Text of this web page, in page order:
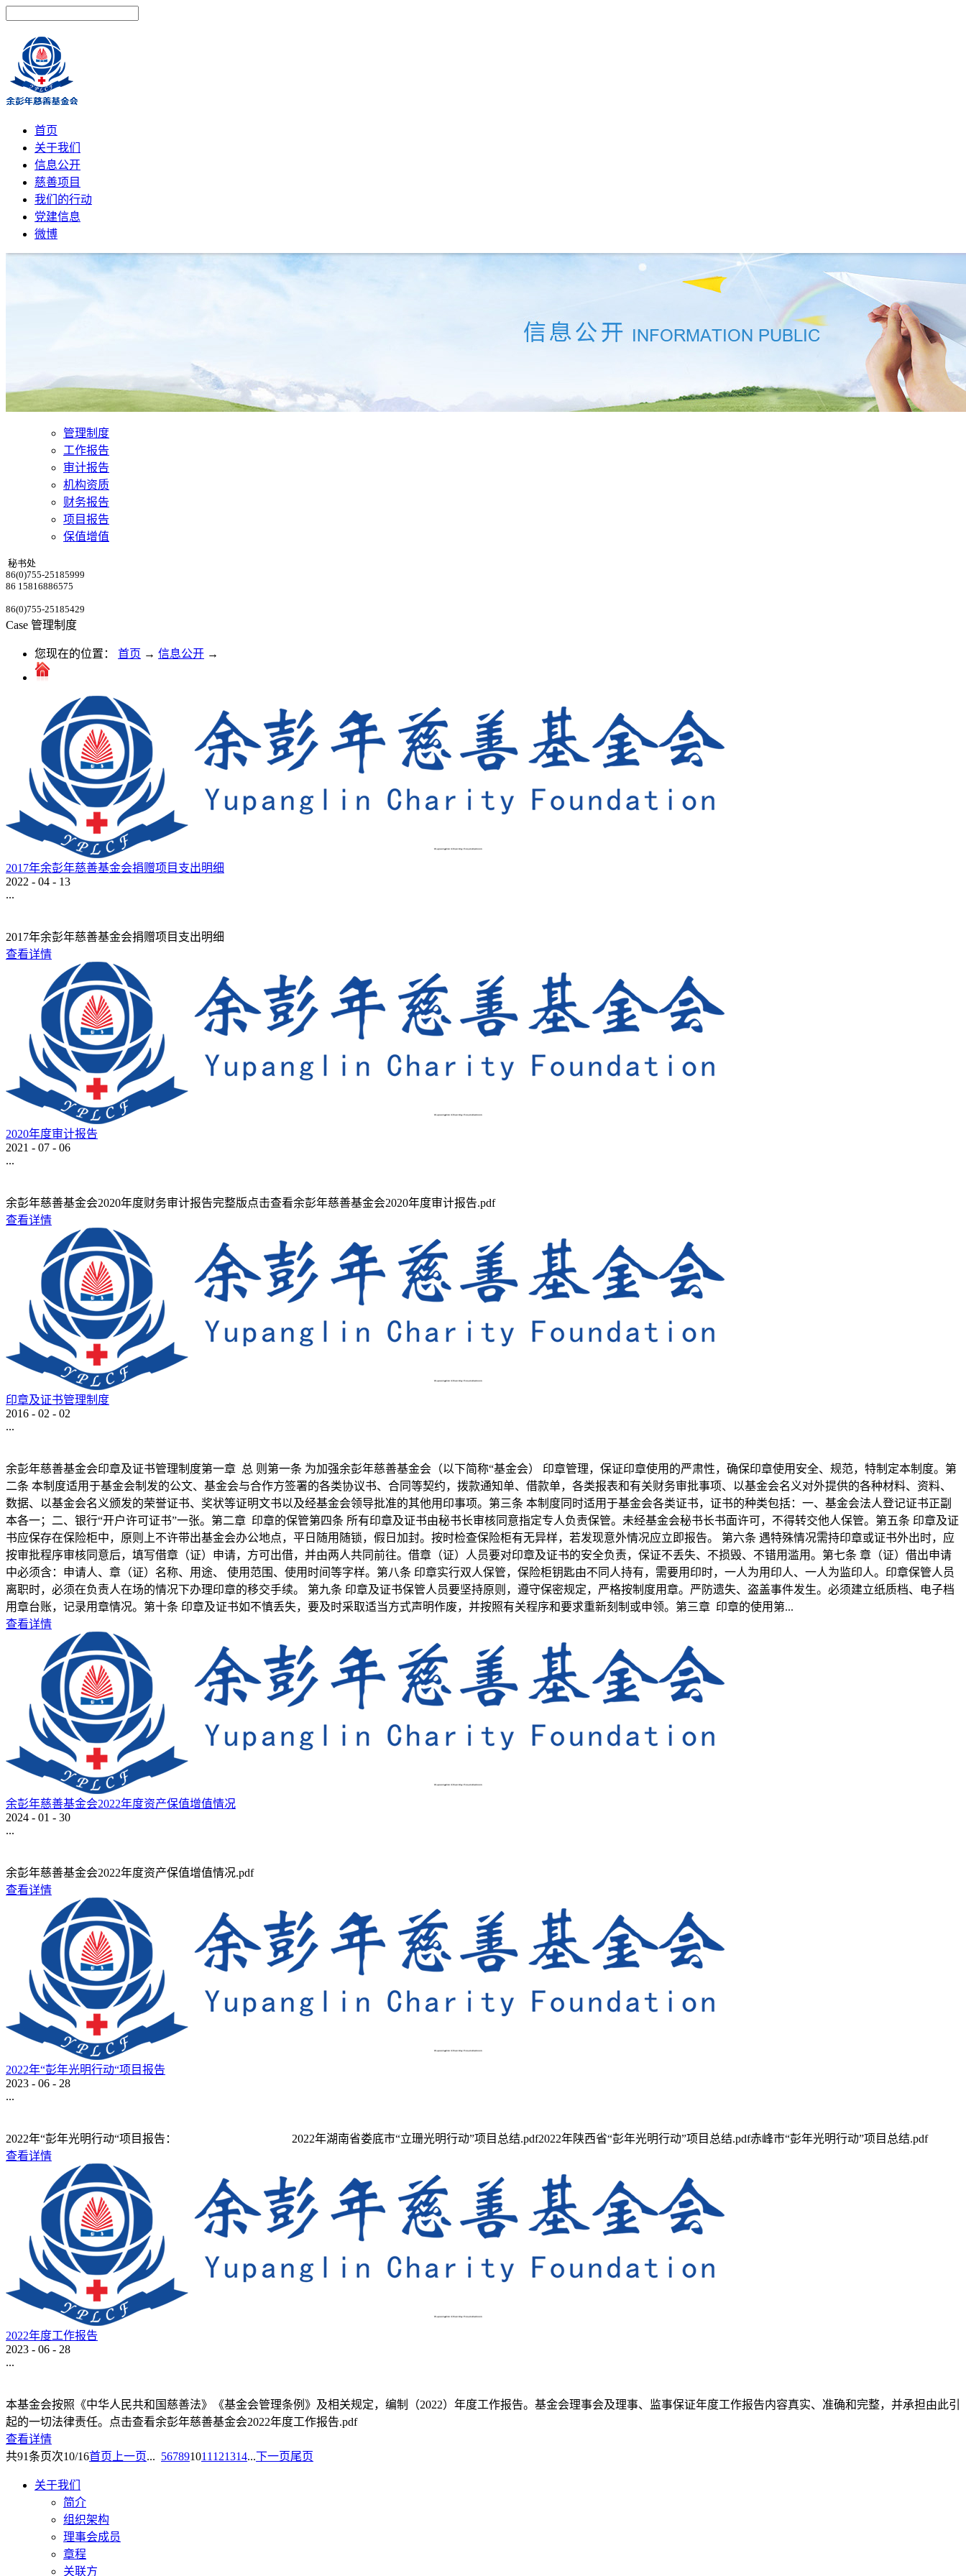
首页
关于我们
信息公开
慈善项目
我们的行动
党建信息
微博
管理制度
工作报告
审计报告
机构资质
财务报告
项目报告
保值增值
秘书处
86(0)755-25185999
86 15816886575
86(0)755-25185429
Case 管理制度
您现在的位置： 首页 → 信息公开 →
2017年余彭年慈善基金会捐赠项目支出明细
2022 - 04 - 13
...
2017年余彭年慈善基金会捐赠项目支出明细
查看详情
2020年度审计报告
2021 - 07 - 06
...
余彭年慈善基金会2020年度财务审计报告完整版点击查看余彭年慈善基金会2020年度审计报告.pdf
查看详情
印章及证书管理制度
2016 - 02 - 02
...
余彭年慈善基金会印章及证书管理制度第一章 总 则第一条 为加强余彭年慈善基金会（以下简称“基金会） 印章管理，保证印章使用的严肃性，确保印章使用安全、规范，特制定本制度。第
二条 本制度适用于基金会制发的公文、基金会与合作方签署的各类协议书、合同等契约，拨款通知单、借款单，各类报表和有关财务审批事项、以基金会名义对外提供的各种材料、资料、
数据、以基金会名义颁发的荣誉证书、奖状等证明文书以及经基金会领导批准的其他用印事项。第三条 本制度同时适用于基金会各类证书，证书的种类包括：一、基金会法人登记证书正副
本各一；二、银行“开户许可证书”一张。第二章 印章的保管第四条 所有印章及证书由秘书长审核同意指定专人负责保管。未经基金会秘书长书面许可，不得转交他人保管。第五条 印章及证
书应保存在保险柜中，原则上不许带出基金会办公地点，平日随用随锁，假日加封。按时检查保险柜有无异样，若发现意外情况应立即报告。 第六条 遇特殊情况需持印章或证书外出时，应
按审批程序审核同意后，填写借章（证）申请，方可出借，并由两人共同前往。借章（证）人员要对印章及证书的安全负责，保证不丢失、不损毁、不错用滥用。第七条 章（证）借出申请
中必须含：申请人、章（证）名称、用途、 使用范围、使用时间等字样。第八条 印章实行双人保管，保险柜钥匙由不同人持有，需要用印时，一人为用印人、一人为监印人。印章保管人员
离职时，必须在负责人在场的情况下办理印章的移交手续。 第九条 印章及证书保管人员要坚持原则，遵守保密规定，严格按制度用章。严防遗失、盗盖事件发生。必须建立纸质档、电子档
用章台账，记录用章情况。第十条 印章及证书如不慎丢失，要及时采取适当方式声明作废，并按照有关程序和要求重新刻制或申领。第三章 印章的使用第...
查看详情
余彭年慈善基金会2022年度资产保值增值情况
2024 - 01 - 30
...
余彭年慈善基金会2022年度资产保值增值情况.pdf
查看详情
2022年“彭年光明行动“项目报告
2023 - 06 - 28
...
2022年“彭年光明行动“项目报告： 2022年湖南省娄底市“立珊光明行动”项目总结.pdf2022年陕西省“彭年光明行动”项目总结.pdf赤峰市“彭年光明行动”项目总结.pdf
查看详情
2022年度工作报告
2023 - 06 - 28
...
本基金会按照《中华人民共和国慈善法》《基金会管理条例》及相关规定，编制（2022）年度工作报告。基金会理事会及理事、监事保证年度工作报告内容真实、准确和完整，并承担由此引
起的一切法律责任。点击查看余彭年慈善基金会2022年度工作报告.pdf
查看详情
共91条页次10/16首页 上一页... 567891011 121314...下一页尾页
关于我们
简介
组织架构
理事会成员
章程
关联方